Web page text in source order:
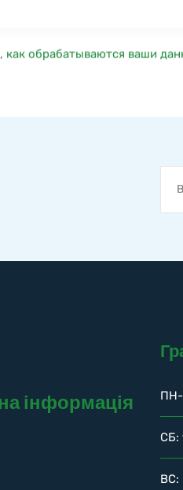
как обрабатываются ваши
інформація
ПН-
СБ:
ВС: